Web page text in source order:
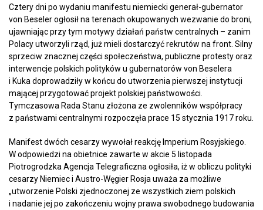
Cztery dni po wydaniu manifestu niemiecki generał-gubernator
von Beseler ogłosił na terenach okupowanych wezwanie do broni,
ujawniając przy tym motywy działań państw centralnych – zanim
Polacy utworzyli rząd, już mieli dostarczyć rekrutów na front. Silny
sprzeciw znacznej części społeczeństwa, publiczne protesty oraz
interwencje polskich polityków u gubernatorów von Beselera
i Kuka doprowadziły w końcu do utworzenia pierwszej instytucji
mającej przygotować projekt polskiej państwowości.
Tymczasowa Rada Stanu złożona ze zwolenników współpracy
z państwami centralnymi rozpoczęła prace 15 stycznia 1917 roku.
Manifest dwóch cesarzy wywołał reakcję Imperium Rosyjskiego.
W odpowiedzi na obietnice zawarte w akcie 5 listopada
Piotrogrodzka Agencja Telegraficzna ogłosiła, iż w obliczu polityki
cesarzy Niemiec i Austro-Węgier Rosja uważa za możliwe
„utworzenie Polski zjednoczonej ze wszystkich ziem polskich
i nadanie jej po zakończeniu wojny prawa swobodnego budowania